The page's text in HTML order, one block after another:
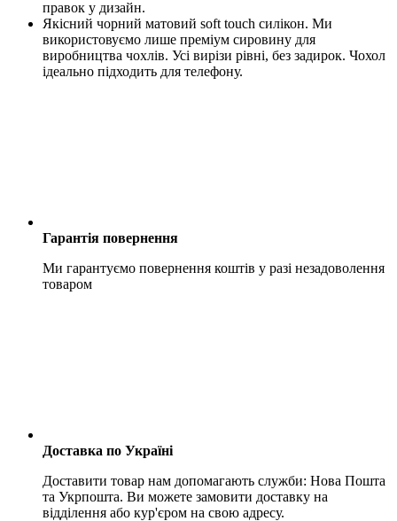
правок у дизайн.
Якісний чорний матовий soft touch силікон. Ми
використовуємо лише преміум сировину для
виробництва чохлів. Усі вирізи рівні, без задирок. Чохол
ідеально підходить для телефону.
Гарантія повернення
Ми гарантуємо повернення коштів у разі незадоволення
товаром
Доставка по Україні
Доставити товар нам допомагають служби: Нова Пошта
та Укрпошта. Ви можете замовити доставку на
відділення або кур'єром на свою адресу.